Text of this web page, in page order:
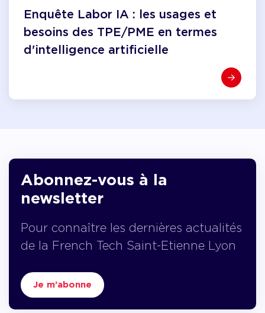
Enquête Labor IA : les usages et
besoins des TPE/PME en termes
d'intelligence artificielle
Abonnez-vous à la
newsletter
Pour connaître les dernières actualités
de la French Tech Saint-Etienne Lyon
Je m’abonne